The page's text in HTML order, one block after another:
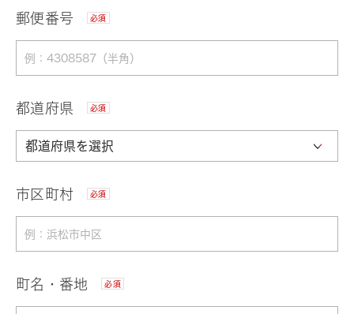
郵便番号 必須
都道府県 必須
市区町村 必須
町名・番地 必須